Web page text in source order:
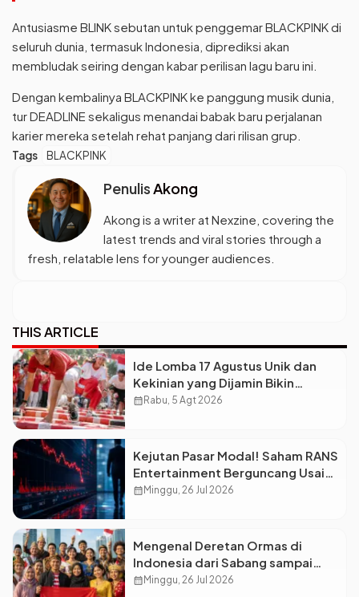
Antusiasme BLINK sebutan untuk penggemar BLACKPINK di
seluruh dunia, termasuk Indonesia, diprediksi akan
membludak seiring dengan kabar perilisan lagu baru ini.
Dengan kembalinya BLACKPINK ke panggung musik dunia,
tur DEADLINE sekaligus menandai babak baru perjalanan
karier mereka setelah rehat panjang dari rilisan grup.
Tags BLACKPINK
PenulisAkong
Akong is a writer at Nexzine, covering the
latest trends and viral stories through a
fresh, relatable lens for younger audiences.
THIS ARTICLE
Ide Lomba 17 Agustus Unik dan
Kekinian yang Dijamin Bikin
Suasana Makin Pecah
calendar_month Rabu, 5 Agt 2026
Kejutan Pasar Modal! Saham RANS
Entertainment Berguncang Usai
Petinggi Mengundurkan Diri
calendar_month Minggu, 26 Jul 2026
Mengenal Deretan Ormas di
Indonesia dari Sabang sampai
Merauke
calendar_month Minggu, 26 Jul 2026